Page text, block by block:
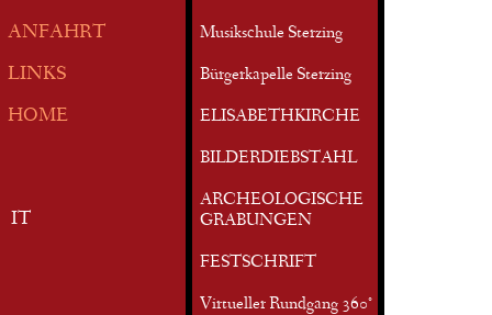
ANFAHRT
LINKS
HOME
IT
Musikschule Sterzing
Bürgerkapelle Sterzing
ELISABETHKIRCHE
BILDERDIEBSTAHL
ARCHEOLOGISCHE
GRABUNGEN
FESTSCHRIFT
Virtueller Rundgang 360°